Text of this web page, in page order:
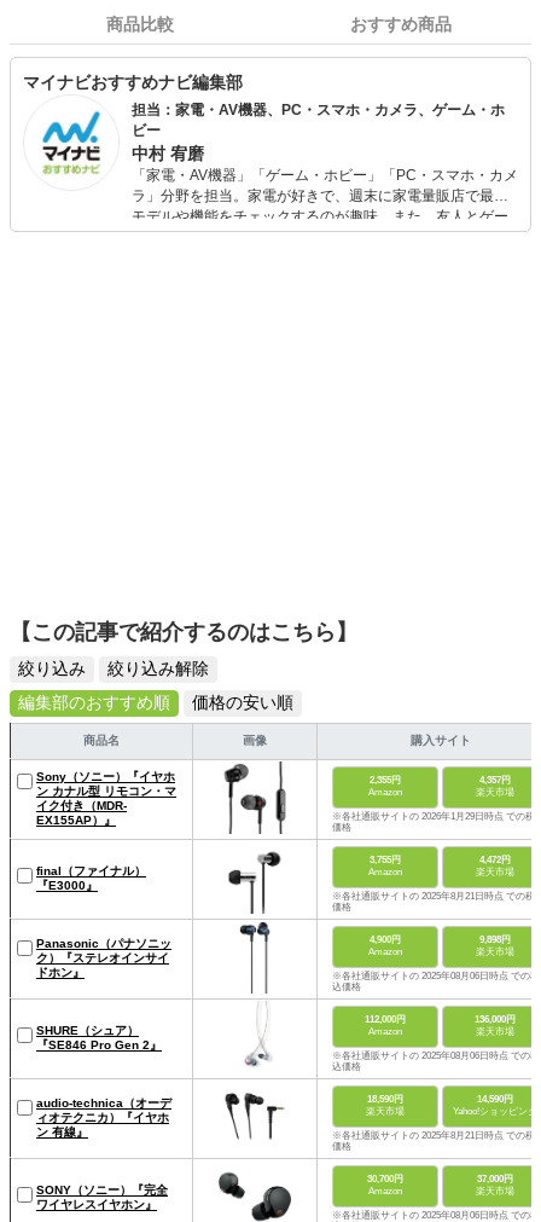
商品比較 おすすめ商品
マイナビおすすめナビ編集部
担当：家電・AV機器、PC・スマホ・カメラ、ゲーム・ホ
ビー
中村 宥磨
「家電・AV機器」「ゲーム・ホビー」「PC・スマホ・カメ
ラ」分野を担当。家電が好きで、週末に家電量販店で最新
モデルや機能をチェックするのが趣味。また、友人とゲー
ムを楽しみながら、新作タイトルやイベント情報もいち早
【この記事で紹介するのはこちら】
絞り込み
絞り込み解除
編集部のおすすめ順
価格の安い順
商品名 画像 購入サイト
Sony（ソニー）『イヤホ
ン カナル型 リモコン・マ
イク付き（MDR-
EX155AP）』
2,355円
Amazon
4,357円
楽天市場
※各社通販サイトの 2026年1月29日時点 での税
価格
final（ファイナル）
『E3000』
3,755円
Amazon
4,472円
楽天市場
※各社通販サイトの 2025年8月21日時点 での税
価格
Panasonic（パナソニッ
ク）『ステレオインサイ
ドホン』
4,900円
Amazon
9,898円
楽天市場
※各社通販サイトの 2025年08月06日時点 での税
込価格
SHURE（シュア）
『SE846 Pro Gen 2』
112,000円
Amazon
136,000円
楽天市場
※各社通販サイトの 2025年08月06日時点 での税
込価格
audio-technica（オーデ
ィオテクニカ）『イヤホ
ン 有線』
18,590円
楽天市場
14,590円
Yahoo!ショッピング
※各社通販サイトの 2025年8月21日時点 での税
価格
SONY（ソニー）『完全
ワイヤレスイヤホン』
30,700円
Amazon
37,000円
楽天市場
※各社通販サイトの 2025年08月06日時点 での税